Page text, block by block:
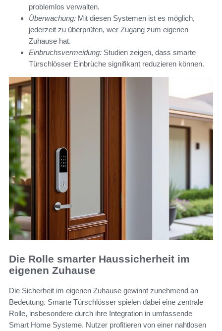
problemlos verwalten.
Überwachung: Mit diesen Systemen ist es möglich,
jederzeit zu überprüfen, wer Zugang zum eigenen
Zuhause hat.
Einbruchsvermeidung: Studien zeigen, dass smarte
Türschlösser Einbrüche signifikant reduzieren können.
Die Rolle smarter Haussicherheit im
eigenen Zuhause
Die Sicherheit im eigenen Zuhause gewinnt zunehmend an
Bedeutung. Smarte Türschlösser spielen dabei eine zentrale
Rolle, insbesondere durch ihre Integration in umfassende
Smart Home Systeme. Nutzer profitieren von einer nahtlosen